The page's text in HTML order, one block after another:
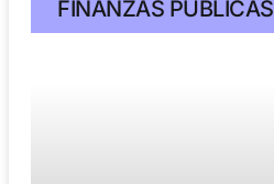
FINANZAS PÚBLICAS